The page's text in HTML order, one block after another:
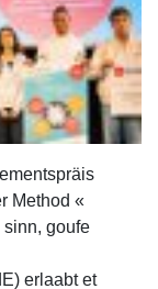
Method «
sinn, goufe
erlaabt et